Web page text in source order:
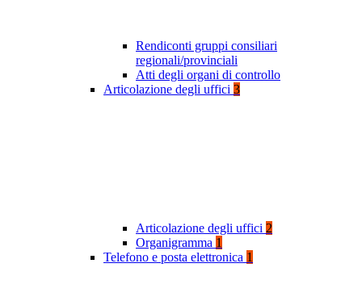
Rendiconti gruppi consiliari
regionali/provinciali
Atti degli organi di controllo
Articolazione degli uffici 3
Articolazione degli uffici 2
Organigramma 1
Telefono e posta elettronica 1